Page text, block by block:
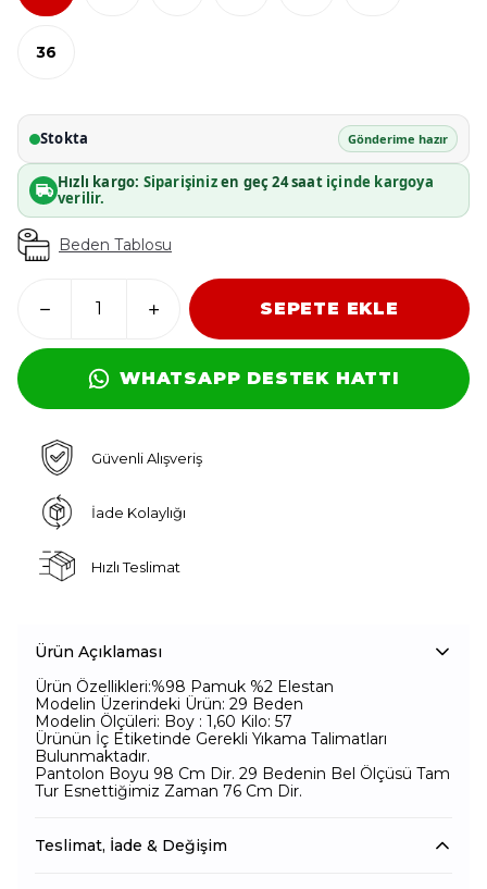
36
Stokta Gönderime hazır
Hızlı kargo: Siparişinizen geç 24 saatiçinde kargoya
verilir.
Beden Tablosu
SEPETE EKLE
WHATSAPP DESTEK HATTI
Güvenli Alışveriş
İade Kolaylığı
Hızlı Teslimat
Ürün Açıklaması
Ürün Özellikleri:%98 Pamuk %2 Elestan
Modelin Üzerindeki Ürün: 29 Beden
Modelin Ölçüleri: Boy : 1,60 Kilo: 57
Ürünün İç Etiketinde Gerekli Yıkama Talimatları
Bulunmaktadır.
Pantolon Boyu 98 Cm Dir. 29 Bedenin Bel Ölçüsü Tam
Tur Esnettiğimiz Zaman 76 Cm Dir.
Teslimat, İade & Değişim